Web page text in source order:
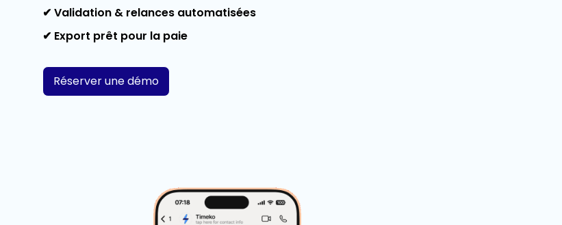
✔ Validation & relances automatisées
✔ Export prêt pour la paie
Réserver une démo